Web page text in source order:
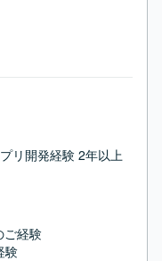
リ開発経験 2年以上
ご経験
験